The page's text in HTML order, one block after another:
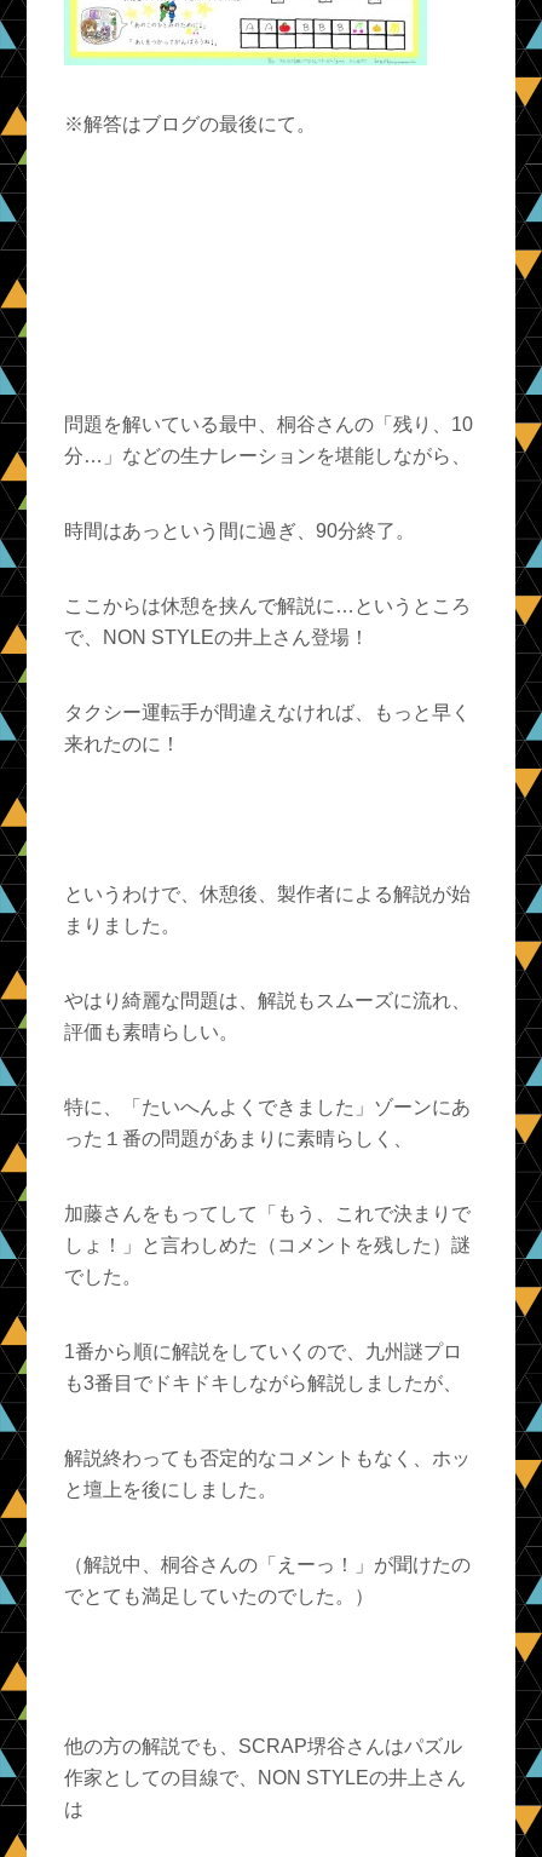
※解答はブログの最後にて。
問題を解いている最中、桐谷さんの「残り、10
分…」などの生ナレーションを堪能しながら、
時間はあっという間に過ぎ、90分終了。
ここからは休憩を挟んで解説に…というところ
で、NON STYLEの井上さん登場！
タクシー運転手が間違えなければ、もっと早く
来れたのに！
というわけで、休憩後、製作者による解説が始
まりました。
やはり綺麗な問題は、解説もスムーズに流れ、
評価も素晴らしい。
特に、「たいへんよくできました」ゾーンにあ
った１番の問題があまりに素晴らしく、
加藤さんをもってして「もう、これで決まりで
しょ！」と言わしめた（コメントを残した）謎
でした。
1番から順に解説をしていくので、九州謎プロ
も3番目でドキドキしながら解説しましたが、
解説終わっても否定的なコメントもなく、ホッ
と壇上を後にしました。
（解説中、桐谷さんの「えーっ！」が聞けたの
でとても満足していたのでした。）
他の方の解説でも、SCRAP堺谷さんはパズル
作家としての目線で、NON STYLEの井上さん
は